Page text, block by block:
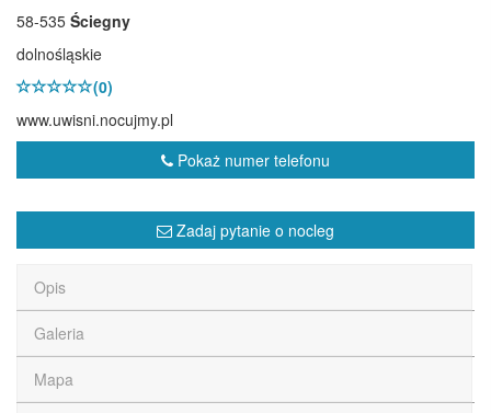
58-535 Ściegny
dolnośląskie
(0)
www.uwisni.nocujmy.pl
Pokaż numer telefonu
Zadaj pytanie o nocleg
Opis
Galeria
Mapa